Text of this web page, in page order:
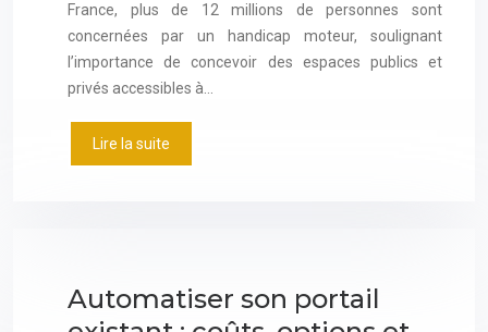
France, plus de 12 millions de personnes sont
concernées par un handicap moteur, soulignant
l’importance de concevoir des espaces publics et
privés accessibles à…
Lire la suite
Automatiser son portail